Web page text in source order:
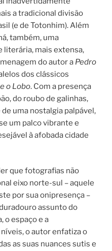
a tradicional divisão
(e de Totonhim). Além
também, uma
mais extensa,
do autor a Pedro
dos clássicos
o Lobo. Com a presença
do roubo de galinhas,
uma nostalgia palpável,
um palco vibrante e
à afobada cidade
que fotografias não
eixo norte-sul – aquele
por sua onipresença –
assunto do
o espaço e a
o autor enfatiza o
as suas nuances sutis e